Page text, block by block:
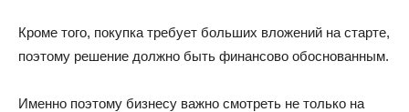
Кроме того, покупка требует больших вложений на старте,
поэтому решение должно быть финансово обоснованным.
Именно поэтому бизнесу важно смотреть не только на